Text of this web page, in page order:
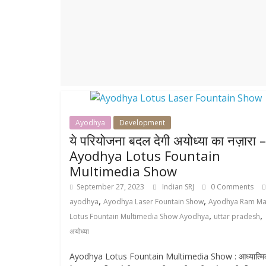
Ayodhya Development
ये परियोजना बदल देगी अयोध्या का नज़ारा –
Ayodhya Lotus Fountain
Multimedia Show
September 27, 2023 Indian SRJ
0 Comments
ayodhya, Ayodhya Laser Fountain Show, Ayodhya Ram
Lotus Fountain Multimedia Show Ayodhya, uttar pradesh,
अयोध्या
Ayodhya Lotus Fountain Multimedia Show :